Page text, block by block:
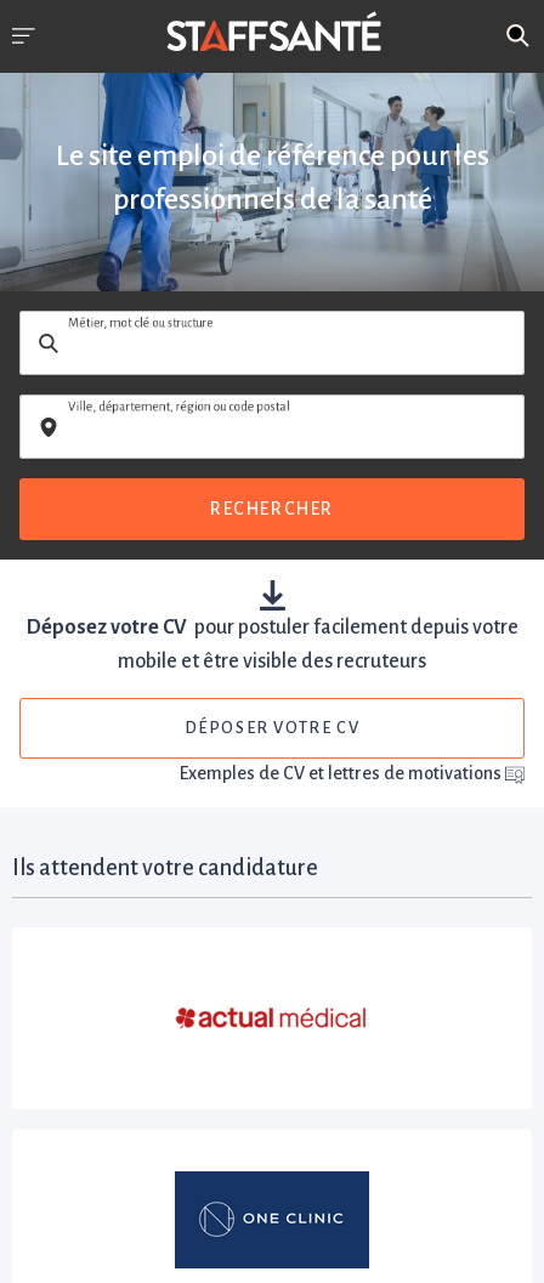
Le site emploi de référence pour les
professionnels de la santé
Métier, mot clé ou structure
Ville, département, région ou code postal
RECHERCHER
Déposez votre CVpour postuler facilement depuis votre
mobile et être visible des recruteurs
DÉPOSER VOTRE CV
Exemples de CV et lettres de motivations
Ils attendent votre candidature